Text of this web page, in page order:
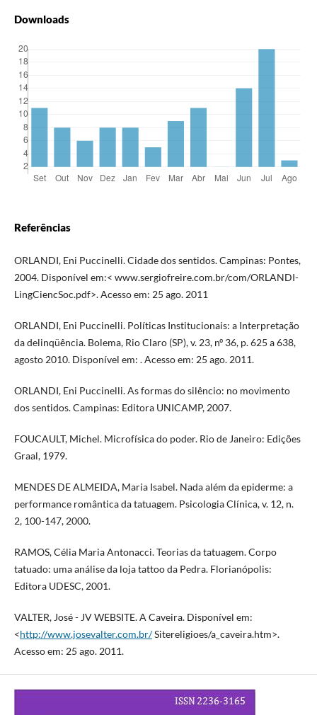
Downloads
Referências
ORLANDI, Eni Puccinelli. Cidade dos sentidos. Campinas: Pontes,
2004. Disponível em:< www.sergiofreire.com.br/com/ORLANDI-
LingCiencSoc.pdf>. Acesso em: 25 ago. 2011
ORLANDI, Eni Puccinelli. Políticas Institucionais: a Interpretação
da delinqüência. Bolema, Rio Claro (SP), v. 23, nº 36, p. 625 a 638,
agosto 2010. Disponível em: . Acesso em: 25 ago. 2011.
ORLANDI, Eni Puccinelli. As formas do silêncio: no movimento
dos sentidos. Campinas: Editora UNICAMP, 2007.
FOUCAULT, Michel. Microfísica do poder. Rio de Janeiro: Edições
Graal, 1979.
MENDES DE ALMEIDA, Maria Isabel. Nada além da epiderme: a
performance romântica da tatuagem. Psicologia Clínica, v. 12, n.
2, 100-147, 2000.
RAMOS, Célia Maria Antonacci. Teorias da tatuagem. Corpo
tatuado: uma análise da loja tattoo da Pedra. Florianópolis:
Editora UDESC, 2001.
VALTER, José - JV WEBSITE. A Caveira. Disponível em:
<http://www.josevalter.com.br/Sitereligioes/a_caveira.htm>.
Acesso em: 25 ago. 2011.